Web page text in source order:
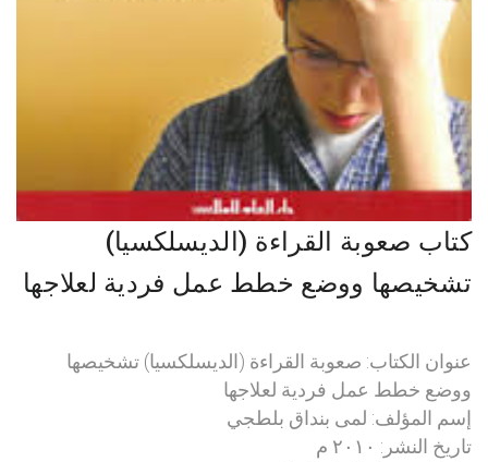
كتاب صعوبة القراءة (الديسلكسيا)
تشخيصها ووضع خطط عمل فردية لعلاجها
عنوان الكتاب: صعوبة القراءة (الديسلكسيا) تشخيصها
ووضع خطط عمل فردية لعلاجها
إسم المؤلف: لمى بنداق بلطجي
تاريخ النشر: ٢٠١٠ م